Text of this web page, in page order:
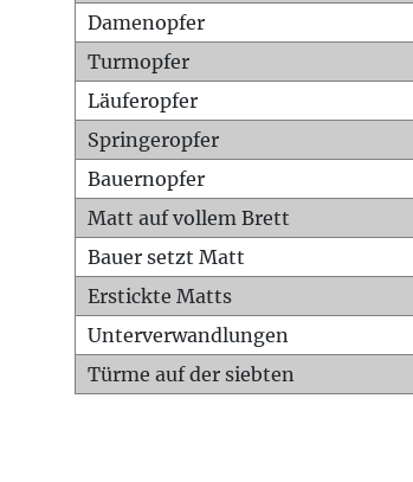
Damenopfer
Turmopfer
Läuferopfer
Springeropfer
Bauernopfer
Matt auf vollem Brett
Bauer setzt Matt
Erstickte Matts
Unterverwandlungen
Türme auf der siebten